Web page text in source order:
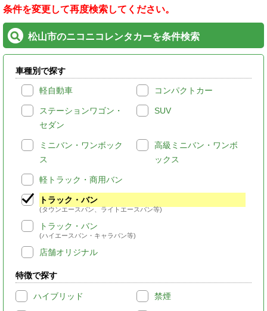
条件を変更して再度検索してください。
松山市のニコニコレンタカーを条件検索
車種別で探す
軽自動車 コンパクトカー
ステーションワゴン・
セダン
SUV
ミニバン・ワンボック
ス
高級ミニバン・ワンボ
ックス
軽トラック・商用バン
トラック・バン
(タウンエースバン、ライトエースバン等)
トラック・バン
(ハイエースバン・キャラバン等)
店舗オリジナル
特徴で探す
ハイブリッド 禁煙